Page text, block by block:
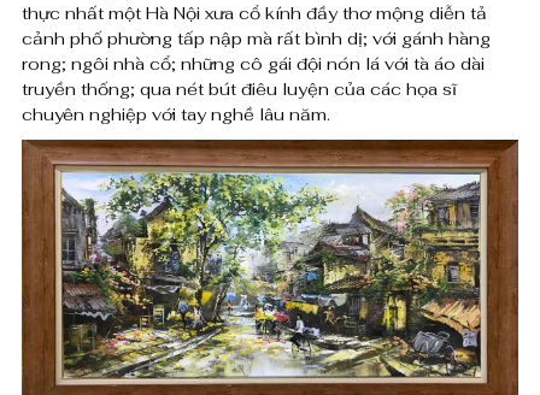
0
0
đ
n
8
,
0
0
h
à
n
ộ
i
x
ư
a
t
thực nhất một Hà Nội xưa cổ kính đầy thơ mộng diễn tả
cảnh phố phường tấp nập mà rất bình dị; với gánh hàng
rong; ngôi nhà cổ; những cô gái đội nón lá với tà áo dài
truyền thống; qua nét bút điêu luyện của các họa sĩ
chuyên nghiệp với tay nghề lâu năm.